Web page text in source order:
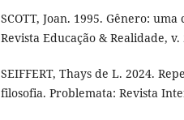
SCOTT, Joan. 1995. Gênero:
Revista Educação & Realidade,
SEIFFERT, Thays de L. 2024.
filosofia. Problemata: Revista